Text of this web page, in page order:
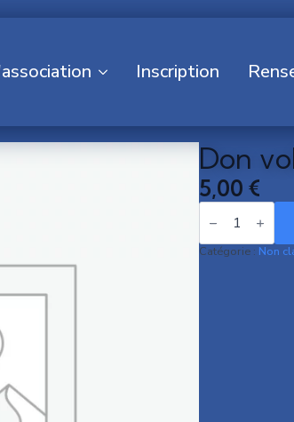
Inscription
Don
5,00 €
quantité
de
volontaire
Catégorie : Non